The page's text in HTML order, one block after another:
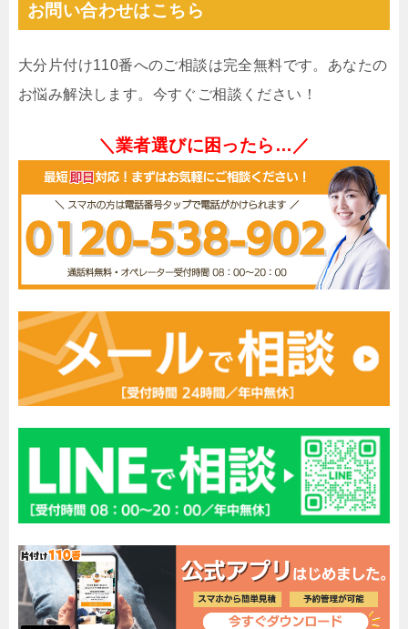
お問い合わせはこちら
大分片付け110番へのご相談は完全無料です。あなたの
お悩み解決します。今すぐご相談ください！
＼業者選びに困ったら…／